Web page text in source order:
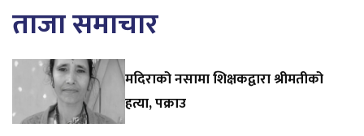
ताजा समाचार
मदिराको नसामा शिक्षकद्वारा श्रीमतीको
हत्या, पक्राउ